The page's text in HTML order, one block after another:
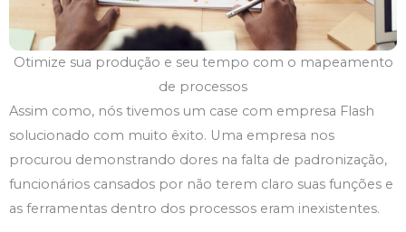
Otimize sua produção e seu tempo com o mapeamento
de processos
Assim como, nós tivemos um case com empresa Flash
solucionado com muito êxito. Uma empresa nos
procurou demonstrando dores na falta de padronização,
funcionários cansados por não terem claro suas funções e
as ferramentas dentro dos processos eram inexistentes.